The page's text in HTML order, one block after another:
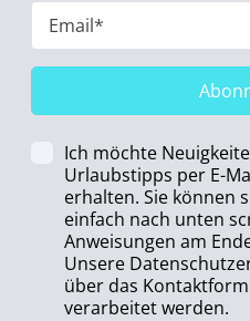
Ich möchte
Urlaubstipps per E-
erhalten. Sie können
einfach nach unten
Anweisungen am
Unsere
über das
verarbeitet werden.